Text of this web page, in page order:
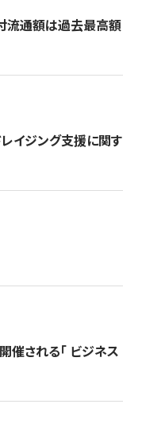
流通額は過去最高額
レイジング支援に関す
催される「 ビジネス